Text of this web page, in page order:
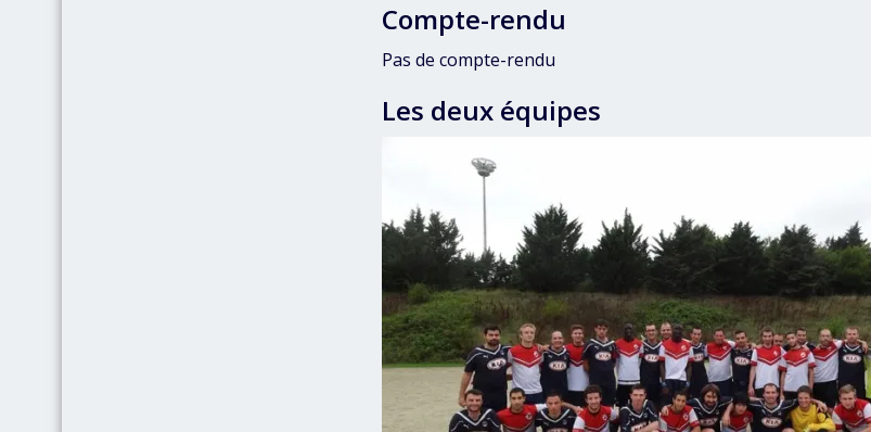
Compte-rendu
Pas de compte-rendu
Les deux équipes